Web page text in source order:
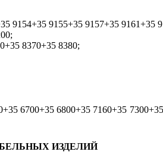
9154+35 9155+35 9157+35 9161+35
8370+35 8380;
6700+35 6800+35 7160+35
ИЗДЕЛИЙ